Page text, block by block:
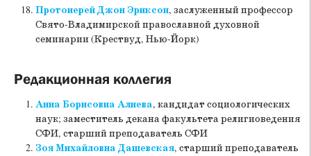
Протоиерей Джон Эриксон, заслуженный профессор
Свято-Владимирской православной духовной
семинарии (Крествуд, Нью-Йорк)
Редакционная коллегия
Анна Борисовна Алиева, кандидат социологических
наук; заместитель декана факультета религиоведения
СФИ, старший преподаватель СФИ
Зоя Михайловна Дашевская, старший преподаватель